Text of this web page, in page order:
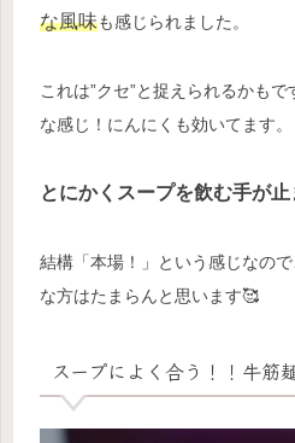
な風味も感じられました。
これは”クセ”と捉えられるかも
な感じ！ にんにくも効いてます。
とにかくスープを飲む手が止
結構「本場！」という感じなの
な方はたまらんと思います🥰
スープによく合う！！牛筋